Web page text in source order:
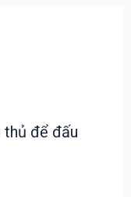
thủ để đấu